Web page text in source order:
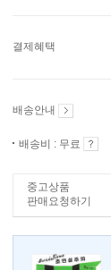
결제혜택
배송안내
배송비 : 무료
중고상품
판매요청하기